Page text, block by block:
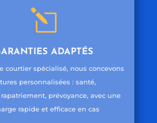
l
ADAPTÉS
courtier spécialisé, nous concevons
personnalisées : santé,
prévoyance, avec une
rapide et efficace en cas